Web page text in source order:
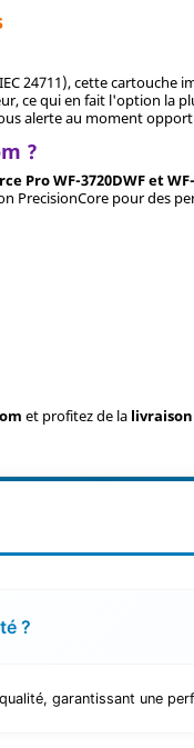
24711), cette cartouche
ce qui en fait l'option la
alerte au moment
?
Pro WF-3720DWF et
pour des
et profitez de la
?
garantissant une